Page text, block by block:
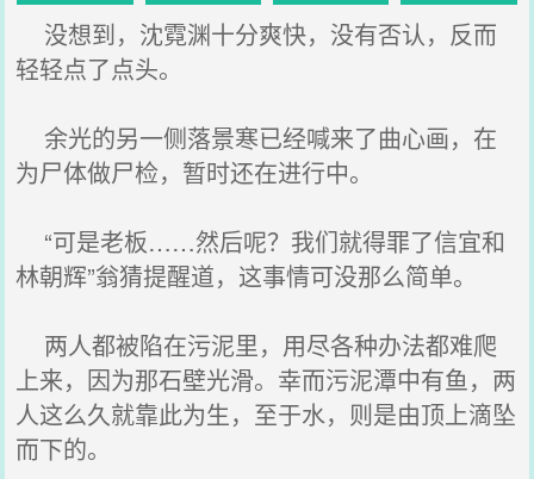
没想到，沈霓渊十分爽快，没有否认，反而
轻轻点了点头。
余光的另一侧落景寒已经喊来了曲心画，在
为尸体做尸检，暂时还在进行中。
“可是老板……然后呢？我们就得罪了信宜和
林朝辉”翁猜提醒道，这事情可没那么简单。
两人都被陷在污泥里，用尽各种办法都难爬
上来，因为那石壁光滑。幸而污泥潭中有鱼，两
人这么久就靠此为生，至于水，则是由顶上滴坠
而下的。